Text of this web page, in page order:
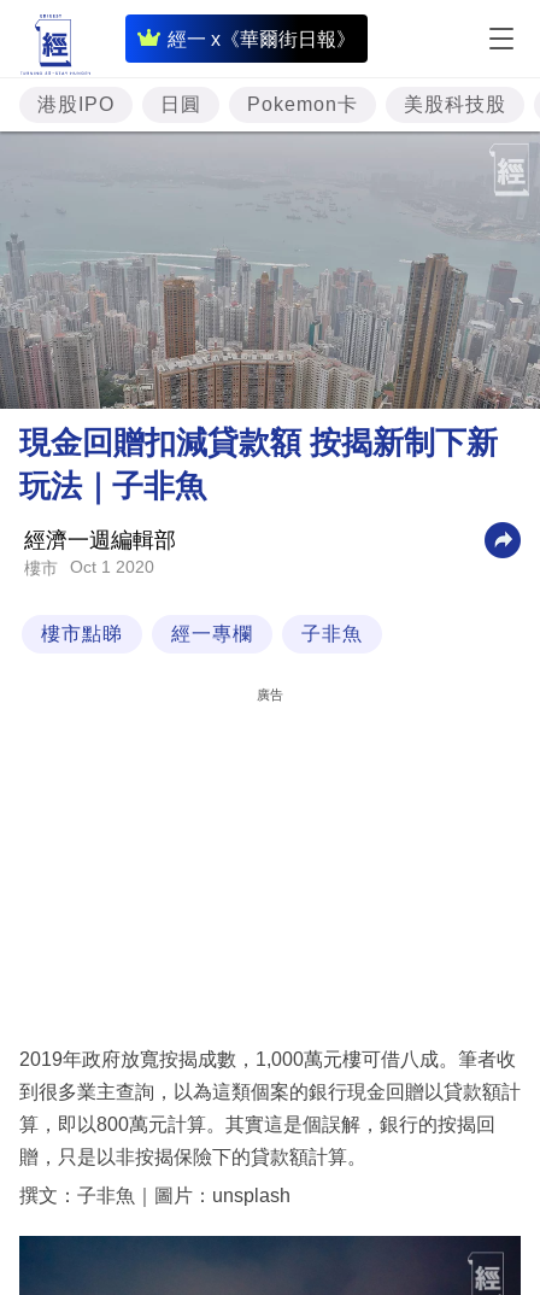
經一 x《華爾街日報》
即
時
財
經
投
資
樓
市
理
財
商
業
科
區
港股IPO 日圓 Pokemon卡 美股科技股
現金回贈扣減貸款額 按揭新制下新
玩法｜子非魚
經濟一週編輯部
樓市 Oct 1 2020
樓市點睇 經一專欄 子非魚
廣告
2019年政府放寬按揭成數，1,000萬元樓可借八成。筆者收
到很多業主查詢，以為這類個案的銀行現金回贈以貸款額計
算，即以800萬元計算。其實這是個誤解，銀行的按揭回
贈，只是以非按揭保險下的貸款額計算。
撰文：子非魚｜圖片：unsplash